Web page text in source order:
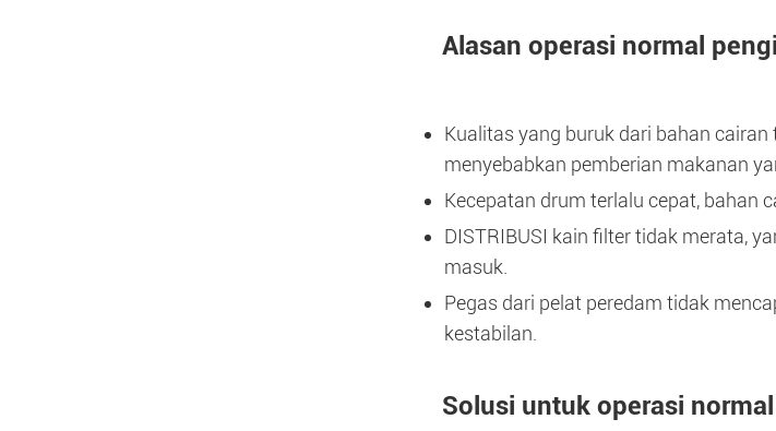
Alasan operasi normal
Kualitas yang buruk dari bahan
menyebabkan pemberian makanan
Kecepatan drum terlalu cepat, bahan
DISTRIBUSI kain filter tidak merata,
masuk.
Pegas dari pelat peredam tidak
kestabilan.
Solusi untuk operasi